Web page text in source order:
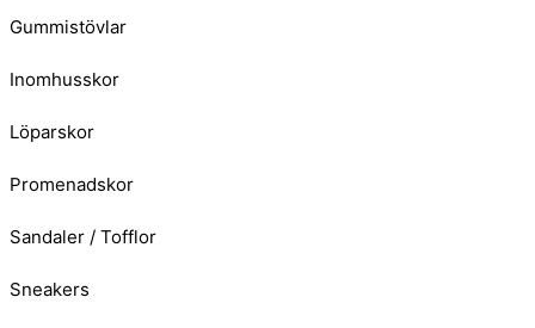
Gummistövlar
Inomhusskor
Löparskor
Promenadskor
Sandaler / Tofflor
Sneakers